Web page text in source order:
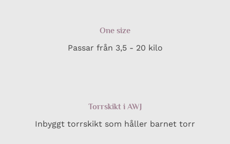
One size
Passar från 3,5 - 20 kilo
Torrskikt i AWJ
Inbyggt torrskikt som håller barnet torr